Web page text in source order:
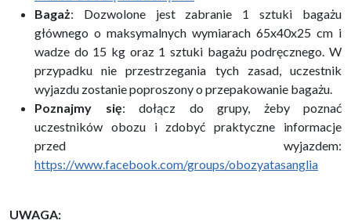
Bagaż: Dozwolone jest zabranie 1 sztuki bagażu
głównego o maksymalnych wymiarach 65x40x25 cm i
wadze do 15 kg oraz 1 sztuki bagażu podręcznego. W
przypadku nie przestrzegania tych zasad, uczestnik
wyjazdu zostanie poproszony o przepakowanie bagażu.
Poznajmy się: dołącz do grupy, żeby poznać
uczestników obozu i zdobyć praktyczne informacje
przed wyjazdem:
https://www.facebook.com/groups/obozyatasanglia
UWAGA: